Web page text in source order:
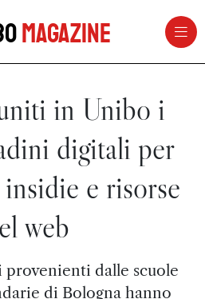
Magazine
in Unibo i
digitali per
e risorse
web
provenienti dalle scuole
di Bologna hanno